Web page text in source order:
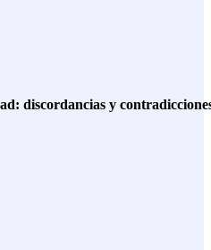
discordancias y